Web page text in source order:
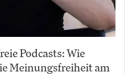
Podcasts: Wie
Meinungsfreiheit am